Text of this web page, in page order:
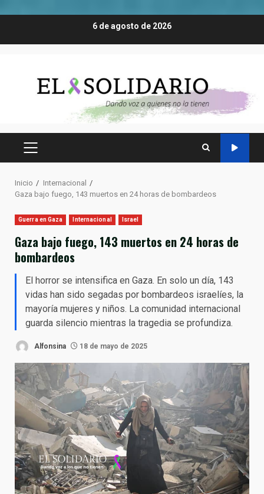
6 de agosto de 2026
MENÚ
Inicio
Internacional
Gaza bajo fuego, 143 muertos en 24 horas de bombardeos
Guerra en Gaza Internacional Israel
Gaza bajo fuego, 143 muertos en 24 horas de
bombardeos
El horror se intensifica en Gaza. En solo un día, 143
vidas han sido segadas por bombardeos israelíes, la
mayoría mujeres y niños. La comunidad internacional
guarda silencio mientras la tragedia se profundiza.
Alfonsina 18 de mayo de 2025